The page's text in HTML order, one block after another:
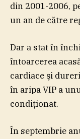
din 2001-2006,
un an de către
Dar a stat în
întoarcerea
cardiace şi
în aripa VIP a
condiţionat.
În septembrie